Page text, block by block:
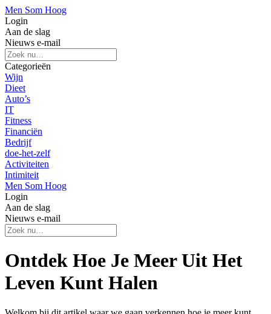
Men Som Hoog
Login
Aan de slag
Nieuws e-mail
Categorieën
Wijn
Dieet
Auto’s
IT
Fitness
Financiën
Bedrijf
doe-het-zelf
Activiteiten
Intimiteit
Men Som Hoog
Login
Aan de slag
Nieuws e-mail
Ontdek Hoe Je Meer Uit Het
Leven Kunt Halen